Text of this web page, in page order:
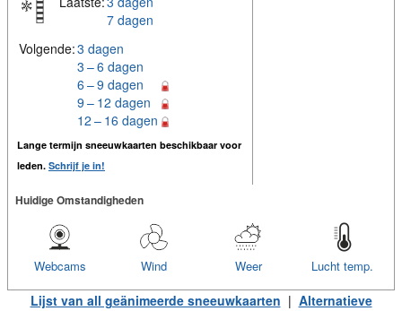
7 dagen
Volgende:3 dagen
3 – 6 dagen
6 – 9 dagen
9 – 12 dagen
12 – 16 dagen
Lange termijn sneeuwkaarten beschikbaar voor
leden. Schrijf je in!
Huidige Omstandigheden
Lucht temp.
Weer
Wind
Webcams
Lijst van all geänimeerde sneeuwkaarten | Alternatieve